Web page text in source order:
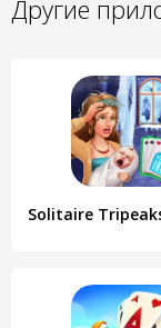
Другие